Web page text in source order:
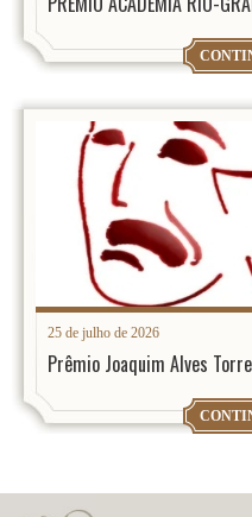
25 de julho de 2026
Prêmio Joaquim Alves